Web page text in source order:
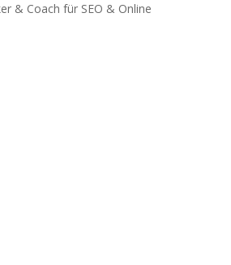
& Coach für SEO & Online